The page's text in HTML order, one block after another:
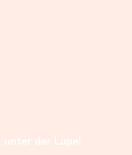
unter der Lupe!